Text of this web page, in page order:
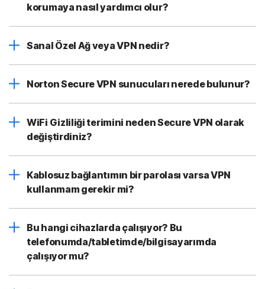
korumaya nasıl yardımcı olur?
Sanal Özel Ağ veya VPN nedir?
Norton Secure VPN sunucuları nerede bulunur?
WiFi Gizliliği terimini neden Secure VPN olarak
değiştirdiniz?
Kablosuz bağlantımın bir parolası varsa VPN
kullanmam gerekir mi?
Bu hangi cihazlarda çalışıyor? Bu
telefonumda/tabletimde/bilgisayarımda
çalışıyor mu?